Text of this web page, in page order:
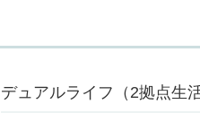
デュアルライフ（2拠点生